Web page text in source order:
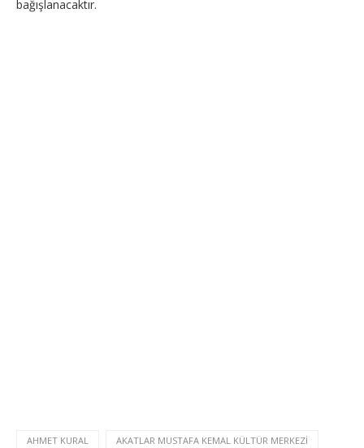
bağışlanacaktır.
AHMET KURAL AKATLAR MUSTAFA KEMAL KÜLTÜR MERKEZI